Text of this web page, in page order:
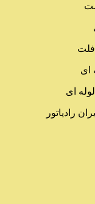
فلت
ای
ای
رادیاتور